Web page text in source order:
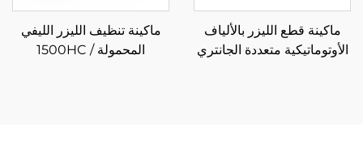
ماكينة قطع الليزر بالألياف
الأوتوماتيكية متعددة الجانتري
ماكينة تنظيف الليزر الليفي
المحمولة 1500HC /